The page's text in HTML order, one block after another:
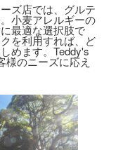
が紹介され
合併号
ズ店では、グルテ
小麦アレルギーの
最適な選択肢で
を利用すれば、ど
めます。Teddy's
様のニーズに応え